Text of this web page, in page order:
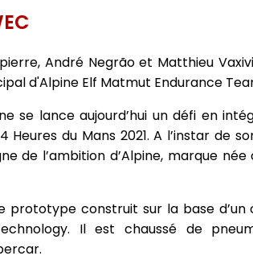
André Negrão et Matthieu
d'Alpine Elf Matmut Endurance
se lance aujourd’hui un défi en
du Mans 2021. A l’instar de
de l’ambition d’Alpine, marque
prototype construit sur la base d’un
Il est chaussé de